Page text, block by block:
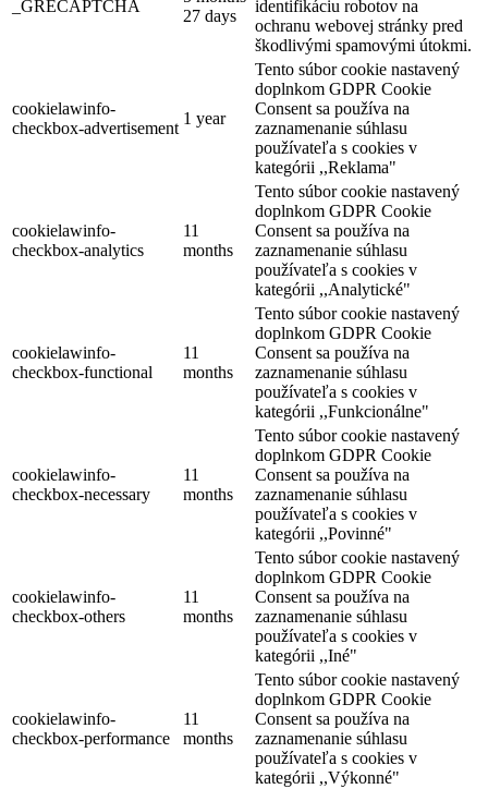
_GRECAPTCHA
27 days
identifikáciu robotov na
ochranu webovej stránky pred
škodlivými spamovými útokmi.
cookielawinfo-
checkbox-advertisement
1 year
Tento súbor cookie nastavený
doplnkom GDPR Cookie
Consent sa používa na
zaznamenanie súhlasu
používateľa s cookies v
kategórii ,,Reklama"
cookielawinfo-
checkbox-analytics
11
months
Tento súbor cookie nastavený
doplnkom GDPR Cookie
Consent sa používa na
zaznamenanie súhlasu
používateľa s cookies v
kategórii ,,Analytické"
cookielawinfo-
checkbox-functional
11
months
Tento súbor cookie nastavený
doplnkom GDPR Cookie
Consent sa používa na
zaznamenanie súhlasu
používateľa s cookies v
kategórii ,,Funkcionálne"
cookielawinfo-
checkbox-necessary
11
months
Tento súbor cookie nastavený
doplnkom GDPR Cookie
Consent sa používa na
zaznamenanie súhlasu
používateľa s cookies v
kategórii ,,Povinné"
cookielawinfo-
checkbox-others
11
months
Tento súbor cookie nastavený
doplnkom GDPR Cookie
Consent sa používa na
zaznamenanie súhlasu
používateľa s cookies v
kategórii ,,Iné"
cookielawinfo-
checkbox-performance
11
months
Tento súbor cookie nastavený
doplnkom GDPR Cookie
Consent sa používa na
zaznamenanie súhlasu
používateľa s cookies v
kategórii ,,Výkonné"